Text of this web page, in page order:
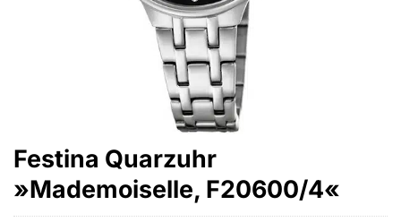
Festina Quarzuhr
»Mademoiselle, F20600/4«